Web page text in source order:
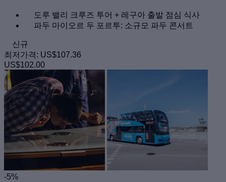
도루 밸리 크루즈 투어 + 레구아 출발 점심 식사
파두 마이오르 두 포르투: 소규모 파두 콘서트
신규
최저가격: US$107.36
US$102.00
-5%